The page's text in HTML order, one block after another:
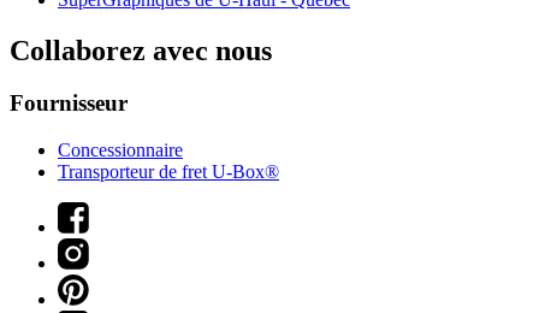
Collaborez avec nous
Fournisseur
Concessionnaire
Transporteur de fret U-Box®